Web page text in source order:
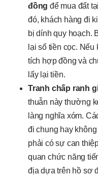
đồng để mua đất
đó, khách hàng đi
bị dính quy hoạch.
lại số tiền cọc.
tích hợp đồng và
lấy lại tiền.
Tranh chấp ranh
thuẫn này thường
làng nghĩa xóm.
đi chung hay
phải có sự can
quan chức năng
địa dựa trên hồ sơ